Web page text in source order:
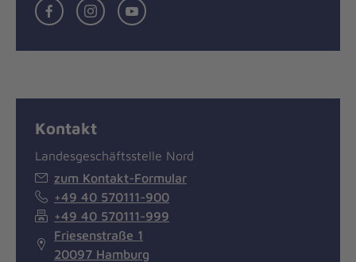
FacebookInstagramYouTube
Kontakt
Landesgeschäftsstelle Nord
zum Kontakt-Formular
+49 40 570111-900
+49 40 570111-999
Friesenstraße 1
20097 Hamburg